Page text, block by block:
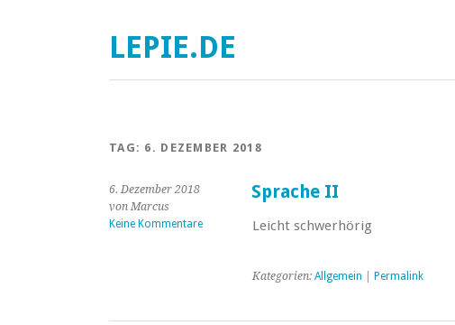
LEPIE.DE
TAG: 6. DEZEMBER 2018
6. Dezember 2018
von Marcus
Keine Kommentare
Sprache II
Leicht schwerhörig
Kategorien: Allgemein Permalink